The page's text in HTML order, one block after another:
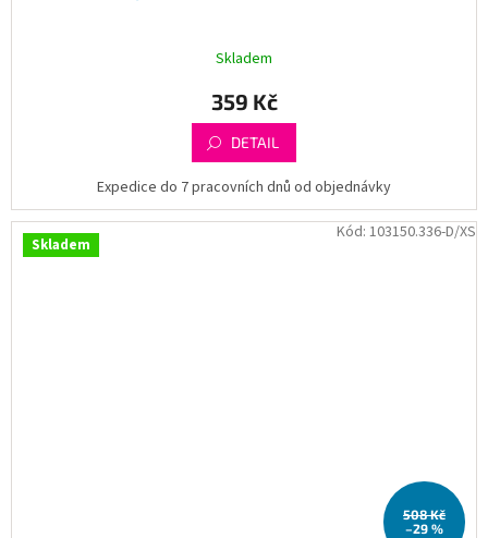
Skladem
359 Kč
DETAIL
Expedice do 7 pracovních dnů od objednávky
Skladem
508 Kč
–29 %
Kód: 103150.336-D/XS